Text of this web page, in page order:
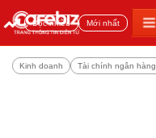
Đọc nhiều Mới nhất
Kinh doanh Tài chính ngân hàng